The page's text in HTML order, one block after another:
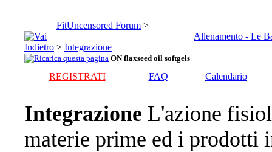
FitUncensored Forum >
Allenamento - Le
> Integrazione
ON flaxseed oil softgels
REGISTRATI FAQ Calendario
Integrazione L'azione
materie prime ed i prodotti